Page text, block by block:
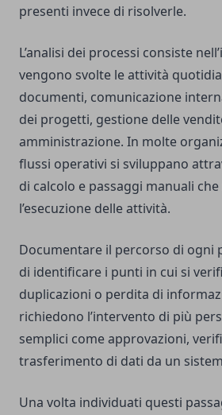
presenti invece di risolverle.
L’analisi dei processi consiste
vengono svolte le attività
documenti, comunicazione
dei progetti, gestione delle
amministrazione. In molte
flussi operativi si sviluppano
di calcolo e passaggi manuali
l’esecuzione delle attività.
Documentare il percorso di ogni
di identificare i punti in cui si
duplicazioni o perdita di
richiedono l’intervento di più
semplici come approvazioni,
trasferimento di dati da un
Una volta individuati questi